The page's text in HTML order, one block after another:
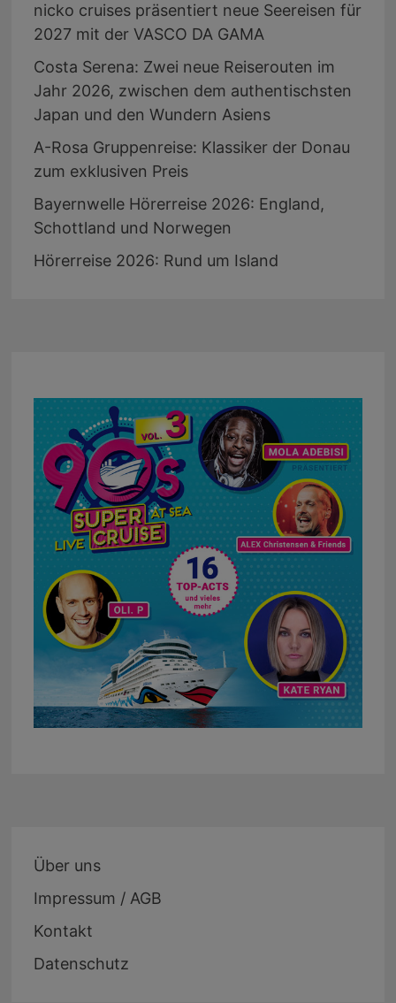
nicko cruises präsentiert neue Seereisen für
2027 mit der VASCO DA GAMA
Costa Serena: Zwei neue Reiserouten im
Jahr 2026, zwischen dem authentischsten
Japan und den Wundern Asiens
A-Rosa Gruppenreise: Klassiker der Donau
zum exklusiven Preis
Bayernwelle Hörerreise 2026: England,
Schottland und Norwegen
Hörerreise 2026: Rund um Island
Über uns
Impressum / AGB
Kontakt
Datenschutz